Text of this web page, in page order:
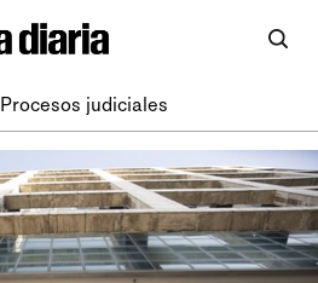
Procesos judiciales